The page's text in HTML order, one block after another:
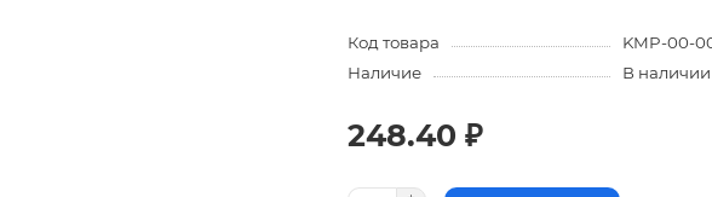
Код товара
KMP-00-
Наличие
В наличии
248.40 ₽